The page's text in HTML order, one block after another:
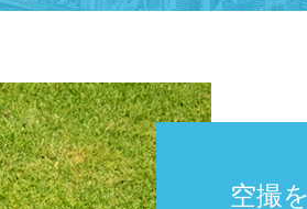
空撮